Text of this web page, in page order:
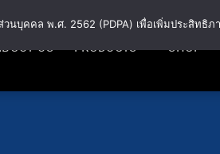
US PRODUCTS SHOP
นบุคคล พ.ศ. 2562 (PDPA) เพื่อเพิ่มประสิทธิ